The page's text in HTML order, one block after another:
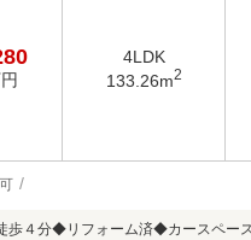
4LDK
133.26m2
４分◆リフォーム済◆カースペー